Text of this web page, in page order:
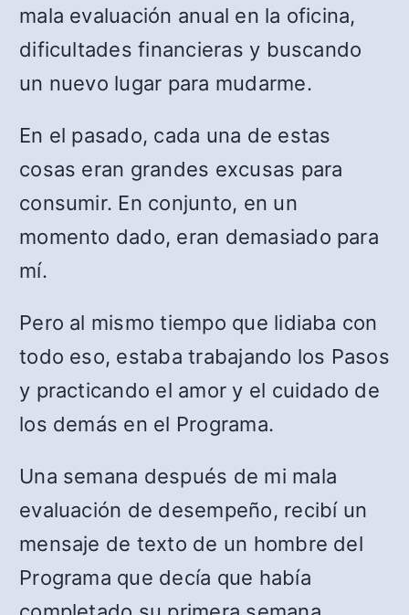
mala evaluación anual en la oficina,
dificultades financieras y buscando
un nuevo lugar para mudarme.
En el pasado, cada una de estas
cosas eran grandes excusas para
consumir. En conjunto, en un
momento dado, eran demasiado para
mí.
Pero al mismo tiempo que lidiaba con
todo eso, estaba trabajando los Pasos
y practicando el amor y el cuidado de
los demás en el Programa.
Una semana después de mi mala
evaluación de desempeño, recibí un
mensaje de texto de un hombre del
Programa que decía que había